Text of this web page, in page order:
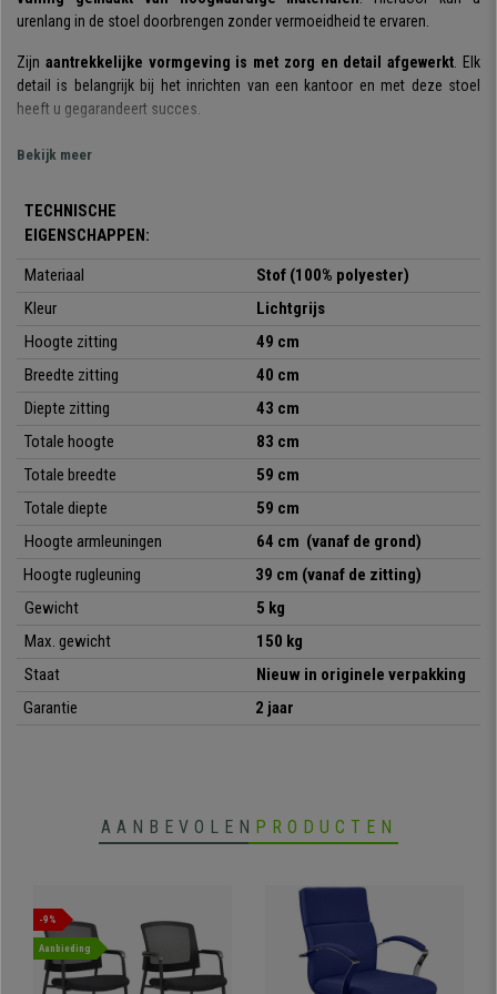
urenlang in de stoel doorbrengen zonder vermoeidheid te ervaren.
Zijn aantrekkelijke vormgeving is met zorg en detail afgewerkt. Elk
detail is belangrijk bij het inrichten van een kantoor en met deze stoel
heeft u gegarandeert succes.
De materialen die gebruikt zijn om deze stoel te maken, zijn van
verschillende kleuren verkrijgbaar. Deze stoel is gemaakt en ontworpen
om vele jaren mee te gaan.
Kortom, deze stoel combineert zitcomfort, ontwerp en kwaliteit,
wat u nodig heeft in een bezoekersstoel. Vergeet hem niet mee te nemen
bij uw aankoop, u zult er geen spijt van krijgen.
•Geïntegreerde armleuningen
• Zitting en rugleuning bekleed met kwaliteitsstof
• Zeer resistente metalen structuur
•Aantrekkelijk modern design
Bekijk meer
TECHNISCHE
EIGENSCHAPPEN:
Materiaal
Stof (100% polyester)
Kleur
Lichtgrijs
Hoogte zitting
49 cm
Breedte zitting
40 cm
Diepte zitting
43 cm
Totale hoogte
83 cm
Totale breedte
59 cm
Totale diepte
59 cm
Hoogte armleuningen
64 cm (vanaf de grond)
Hoogte rugleuning
39 cm (vanaf de zitting)
Gewicht
5 kg
Max. gewicht
150 kg
Staat
Nieuw in originele verpakking
Garantie
2 jaar
AANBEVOLEN PRODUCTEN
-9%
Aanbieding